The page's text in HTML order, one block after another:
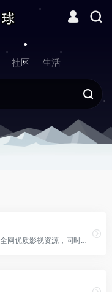
社区 生活
聚合全网高清影视、下载，实时聚合全网优质影视资源，同时支持在线、下载和字幕。电影、电视剧、动漫、综艺、记录片应有尽有。